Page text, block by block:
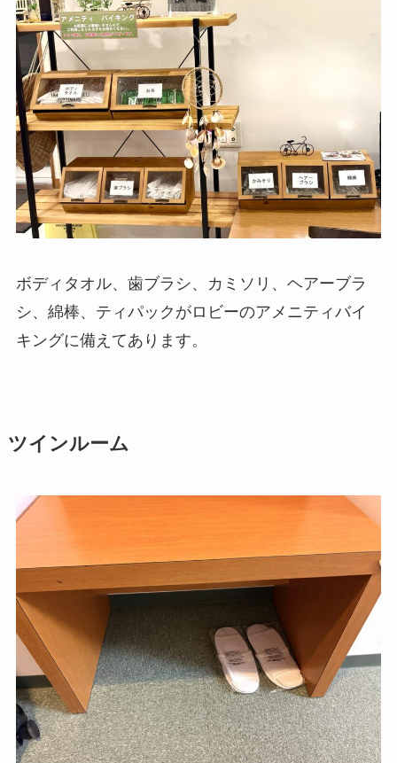
ボディタオル、歯ブラシ、カミソリ、ヘアーブラ
シ、綿棒、ティパックがロビーのアメニティバイ
キングに備えてあります。
ツインルーム